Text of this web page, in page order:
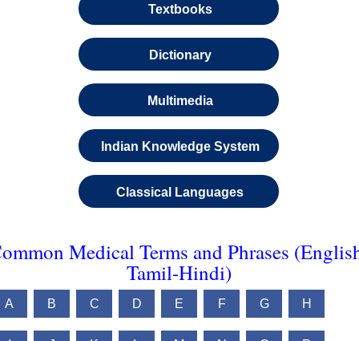
Textbooks
Dictionary
Multimedia
Indian Knowledge System
Classical Languages
Medical Terms and Phrases
Tamil-Hindi)
A B C D E F G H